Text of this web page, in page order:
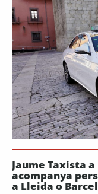
Jaume Taxista
acompanya
a Lleida o